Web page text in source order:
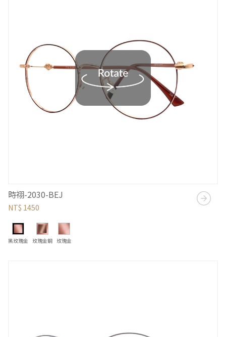
時祤-2030-BEJ
NT$ 1450
黑玫瑰金 玫瑰金銅 玫瑰金